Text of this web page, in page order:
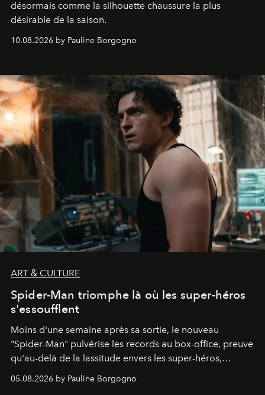
désormais comme la silhouette chaussure la plus
désirable de la saison.
10.08.2026 by Pauline Borgogno
ART & CULTURE
Spider-Man triomphe là où les super-héros
s'essoufflent
Moins d'une semaine après sa sortie, le nouveau
"Spider-Man" pulvérise les records au box-office, preuve
qu'au-delà de la lassitude envers les super-héros,
certains personnages continuent de susciter une ferveur
05.08.2026 by Pauline Borgogno